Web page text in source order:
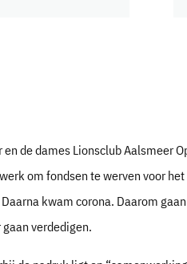
de dames Lionsclub Aalsmeer
om fondsen te werven voor
kwam corona. Daarom
verdedigen.